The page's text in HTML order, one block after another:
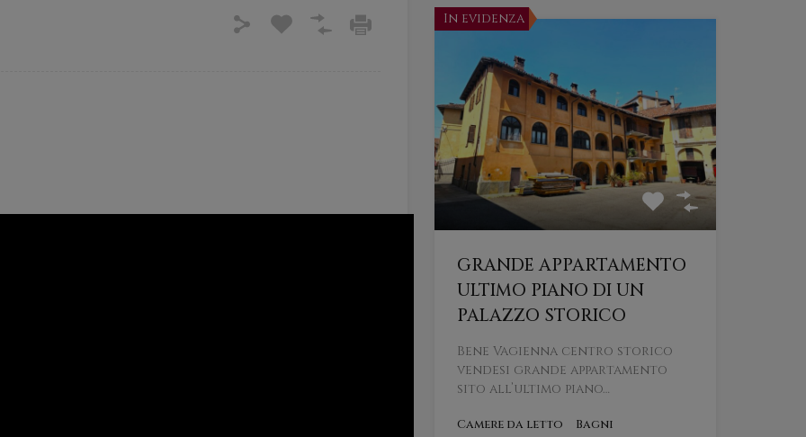
In evidenza
GRANDE APPARTAMENTO
ULTIMO PIANO DI UN
PALAZZO STORICO
Bene Vagienna centro storico
vendesi grande appartamento
sito all’ultimo piano…
Camere da letto
Bagni